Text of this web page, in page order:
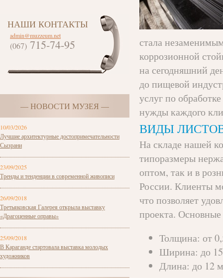
НАШИ КОНТАКТЫ
admin@muzzeum.net
(067) 715-74-95
— НОВОСТИ МУЗЕЯ —
10/03/2026
Лучшие архитектурные достопримечательности
Сызрани
23/09/2025
Тренды и тенденции в современной живописи
26/09/2018
Третьяковская Галерея открыла выставку
«Драгоценные оправы»
25/09/2018
В Караганде стартовала выставка молодых
художников
стала
коррозионной
на сегодняшний
до пищевой
услуг по
нужды каждого
ВИДЫ
На складе нашей
типоразмеры
оптом, так и в
России. Клиенты
что позволяет
проекта.
Толщина: от
Ширина: до
Длина: до 12